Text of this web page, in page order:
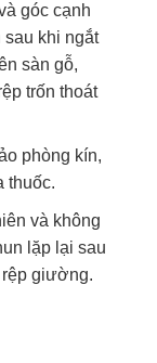
góc cạnh
sau khi ngắt
sàn gỗ,
trốn thoát
phòng kín,
thuốc.
và không
lặp lại sau
rệp giường.